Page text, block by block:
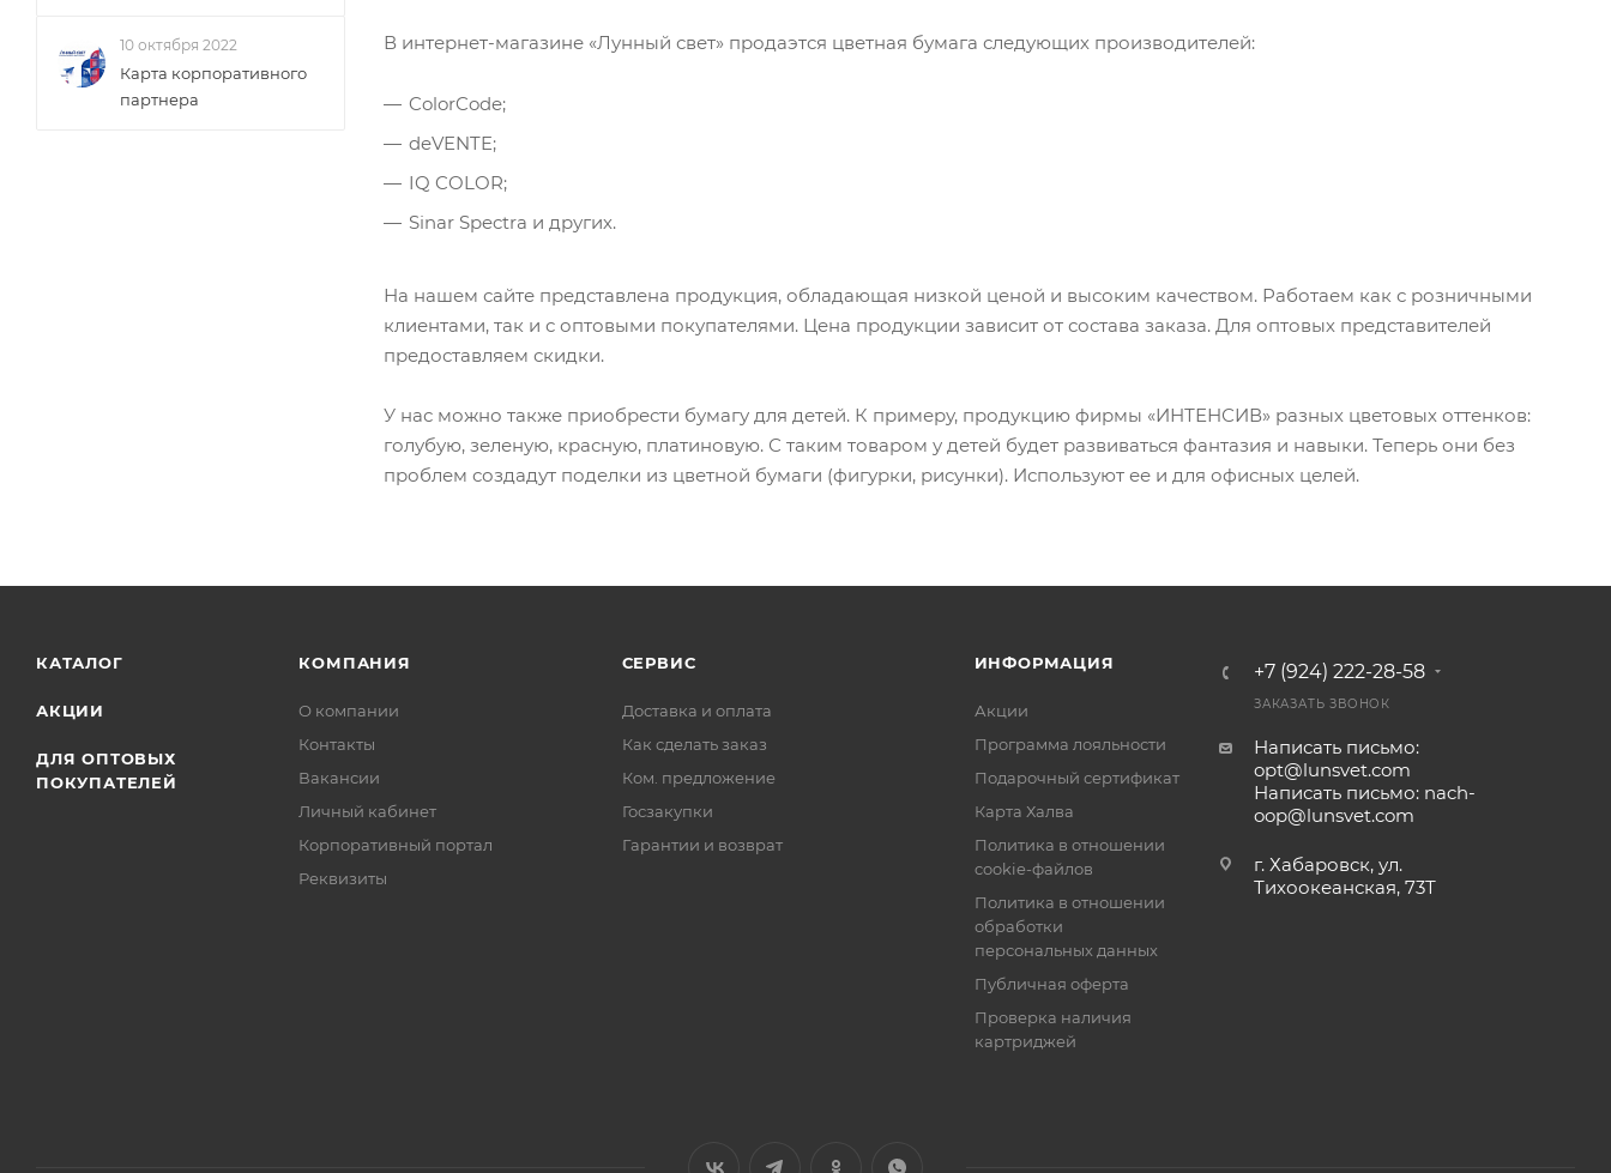
В интернет-магазине «Лунный свет» продаэтся цветная бумага следующих производителей:
ColorCode;
deVENTE;
IQ COLOR;
Sinar Spectra и других.
На нашем сайте представлена продукция, обладающая низкой ценой и высоким качеством. Работаем как с розничными
клиентами, так и с оптовыми покупателями. Цена продукции зависит от состава заказа. Для оптовых представителей
предоставляем скидки.
У нас можно также приобрести бумагу для детей. К примеру, продукцию фирмы «ИНТЕНСИВ» разных цветовых оттенков:
голубую, зеленую, красную, платиновую. С таким товаром у детей будет развиваться фантазия и навыки. Теперь они без
проблем создадут поделки из цветной бумаги (фигурки, рисунки). Используют ее и для офисных целей.
10 октября 2022
Карта корпоративного
партнера
КАТАЛОГ
АКЦИИ
ДЛЯ ОПТОВЫХ
ПОКУПАТЕЛЕЙ
КОМПАНИЯ
О компании
Контакты
Вакансии
Личный кабинет
Корпоративный портал
Реквизиты
СЕРВИС
Доставка и оплата
Как сделать заказ
Ком. предложение
Госзакупки
Гарантии и возврат
ИНФОРМАЦИЯ
Акции
Программа лояльности
Подарочный сертификат
Карта Халва
Политика в отношении
cookie-файлов
Политика в отношении
обработки
персональных данных
Публичная оферта
Проверка наличия
картриджей
+7 (924) 222-28-58
ЗАКАЗАТЬ ЗВОНОК
Написать письмо:
opt@lunsvet.com
Написать письмо: nach-
oop@lunsvet.com
г. Хабаровск, ул.
Тихоокеанская, 73Т